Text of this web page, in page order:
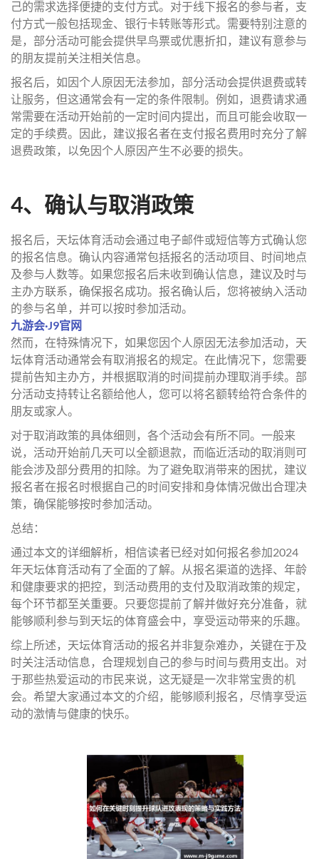
己的需求选择便捷的支付方式。对于线下报名的参与者，支
付方式一般包括现金、银行卡转账等形式。需要特别注意的
是，部分活动可能会提供早鸟票或优惠折扣，建议有意参与
的朋友提前关注相关信息。
报名后，如因个人原因无法参加，部分活动会提供退费或转
让服务，但这通常会有一定的条件限制。例如，退费请求通
常需要在活动开始前的一定时间内提出，而且可能会收取一
定的手续费。因此，建议报名者在支付报名费用时充分了解
退费政策，以免因个人原因产生不必要的损失。
4、确认与取消政策
报名后，天坛体育活动会通过电子邮件或短信等方式确认您
的报名信息。确认内容通常包括报名的活动项目、时间地点
及参与人数等。如果您报名后未收到确认信息，建议及时与
主办方联系，确保报名成功。报名确认后，您将被纳入活动
的参与名单，并可以按时参加活动。
九游会·J9官网
然而，在特殊情况下，如果您因个人原因无法参加活动，天
坛体育活动通常会有取消报名的规定。在此情况下，您需要
提前告知主办方，并根据取消的时间提前办理取消手续。部
分活动支持转让名额给他人，您可以将名额转给符合条件的
朋友或家人。
对于取消政策的具体细则，各个活动会有所不同。一般来
说，活动开始前几天可以全额退款，而临近活动的取消则可
能会涉及部分费用的扣除。为了避免取消带来的困扰，建议
报名者在报名时根据自己的时间安排和身体情况做出合理决
策，确保能够按时参加活动。
总结：
通过本文的详细解析，相信读者已经对如何报名参加2024
年天坛体育活动有了全面的了解。从报名渠道的选择、年龄
和健康要求的把控，到活动费用的支付及取消政策的规定，
每个环节都至关重要。只要您提前了解并做好充分准备，就
能够顺利参与到天坛的体育盛会中，享受运动带来的乐趣。
综上所述，天坛体育活动的报名并非复杂难办，关键在于及
时关注活动信息，合理规划自己的参与时间与费用支出。对
于那些热爱运动的市民来说，这无疑是一次非常宝贵的机
会。希望大家通过本文的介绍，能够顺利报名，尽情享受运
动的激情与健康的快乐。